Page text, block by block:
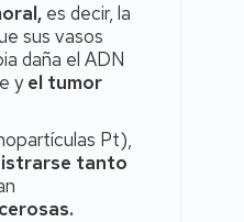
es decir, la
sus vasos
daña el ADN
yel tumor
Pt),
tanto